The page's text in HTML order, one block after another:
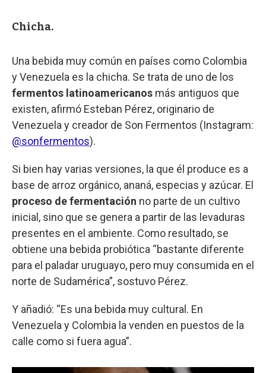
Chicha.
Una bebida muy común en países como Colombia
y Venezuela es la chicha. Se trata de uno de los
fermentos latinoamericanos más antiguos que
existen, afirmó Esteban Pérez, originario de
Venezuela y creador de Son Fermentos (Instagram:
@sonfermentos).
Si bien hay varias versiones, la que él produce es a
base de arroz orgánico, ananá, especias y azúcar. El
proceso de fermentación no parte de un cultivo
inicial, sino que se genera a partir de las levaduras
presentes en el ambiente. Como resultado, se
obtiene una bebida probiótica “bastante diferente
para el paladar uruguayo, pero muy consumida en el
norte de Sudamérica”, sostuvo Pérez.
Y añadió: “Es una bebida muy cultural. En
Venezuela y Colombia la venden en puestos de la
calle como si fuera agua”.